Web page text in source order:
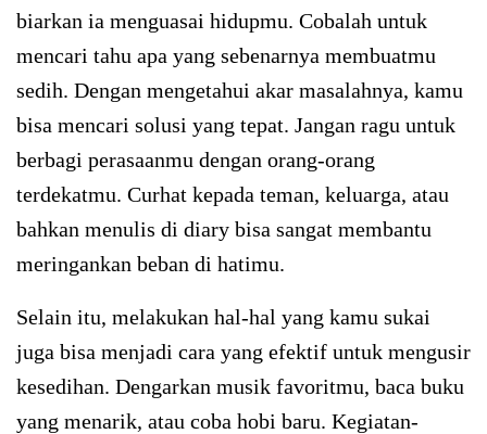
biarkan ia menguasai hidupmu. Cobalah untuk
mencari tahu apa yang sebenarnya membuatmu
sedih. Dengan mengetahui akar masalahnya, kamu
bisa mencari solusi yang tepat. Jangan ragu untuk
berbagi perasaanmu dengan orang-orang
terdekatmu. Curhat kepada teman, keluarga, atau
bahkan menulis di diary bisa sangat membantu
meringankan beban di hatimu.
Selain itu, melakukan hal-hal yang kamu sukai
juga bisa menjadi cara yang efektif untuk mengusir
kesedihan. Dengarkan musik favoritmu, baca buku
yang menarik, atau coba hobi baru. Kegiatan-